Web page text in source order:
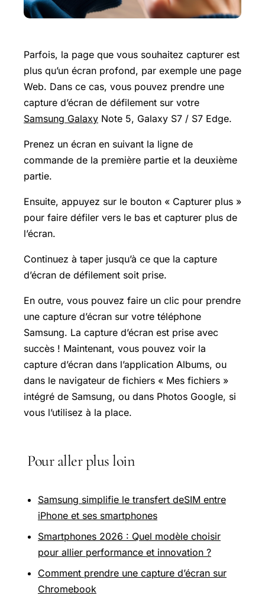
Parfois, la page que vous souhaitez capturer est
plus qu’un écran profond, par exemple une page
Web. Dans ce cas, vous pouvez prendre une
capture d’écran de défilement sur votre
Samsung Galaxy Note 5, Galaxy S7 / S7 Edge.
Prenez un écran en suivant la ligne de
commande de la première partie et la deuxième
partie.
Ensuite, appuyez sur le bouton « Capturer plus »
pour faire défiler vers le bas et capturer plus de
l’écran.
Continuez à taper jusqu’à ce que la capture
d’écran de défilement soit prise.
En outre, vous pouvez faire un clic pour prendre
une capture d’écran sur votre téléphone
Samsung. La capture d’écran est prise avec
succès ! Maintenant, vous pouvez voir la
capture d’écran dans l’application Albums, ou
dans le navigateur de fichiers « Mes fichiers »
intégré de Samsung, ou dans Photos Google, si
vous l’utilisez à la place.
Pour aller plus loin
Samsung simplifie le transfert deSIM entre
iPhone et ses smartphones
Smartphones 2026 : Quel modèle choisir
pour allier performance et innovation ?
Comment prendre une capture d’écran sur
Chromebook